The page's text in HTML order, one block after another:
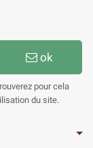
ok
pour cela
du site.